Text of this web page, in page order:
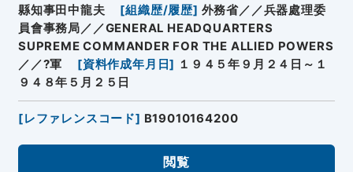
縣知事田中龍夫
[組織歴/履歴] 外務省／／兵器處理委
員會事務局／／GENERAL HEADQUARTERS
SUPREME COMMANDER FOR THE ALLIED POWERS
／／?軍
[資料作成年月日] １９４５年９月２４日～１
９４８年５月２５日
[レファレンスコード] B19010164200
閲覧